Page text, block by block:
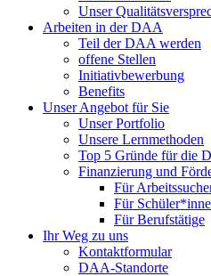
Unser
Arbeiten in der DAA
Teil der DAA werden
offene Stellen
Initiativbewerbung
Benefits
Unser Angebot für Sie
Unser Portfolio
Unsere Lernmethoden
Top 5 Gründe für die
Finanzierung und
Für
Für
Für Berufstätige
Ihr Weg zu uns
Kontaktformular
DAA-Standorte